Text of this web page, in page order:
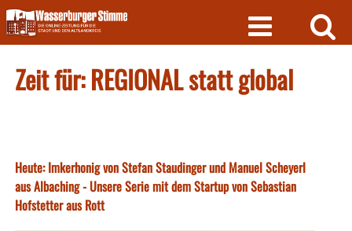
Skip
to
content
Zeit für: REGIONAL statt global
Heute: Imkerhonig von Stefan Staudinger und Manuel Scheyerl
aus Albaching - Unsere Serie mit dem Startup von Sebastian
Hofstetter aus Rott